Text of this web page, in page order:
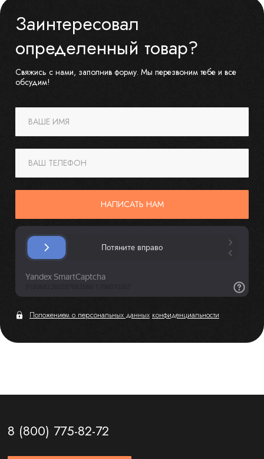
Заинтересовал
определенный товар?
Свяжись с нами, заполнив форму. Мы перезвоним тебе и все
обсудим!
ВАШЕ ИМЯ
ВАШ ТЕЛЕФОН
НАПИСАТЬ НАМ
Положением о персональных данных конфиденциальности
8 (800) 775-82-72